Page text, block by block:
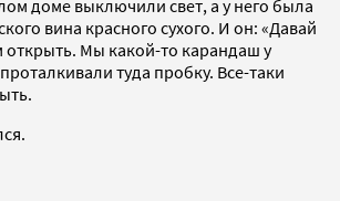
доме выключили свет, а у него была
вина красного сухого. И он: «Давай
открыть. Мы какой-то карандаш у
туда пробку. Все-таки